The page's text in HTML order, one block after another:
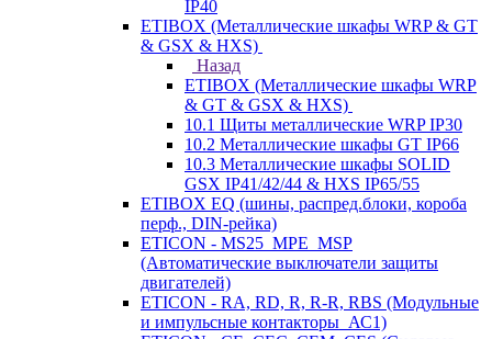
IP40
ETIBOX (Металлические шкафы WRP & GT
& GSX & HXS)
Назад
ETIBOX (Металлические шкафы WRP
& GT & GSX & HXS)
10.1 Щиты металлические WRP IP30
10.2 Металлические шкафы GT IP66
10.3 Металлические шкафы SOLID
GSX IP41/42/44 & HXS IP65/55
ETIBOX EQ (шины, распред.блоки, короба
перф., DIN-рейка)
ETICON - MS25_MPE_MSP
(Автоматические выключатели защиты
двигателей)
ETICON - RA, RD, R, R-R, RBS (Модульные
и импульсные контакторы_АС1)